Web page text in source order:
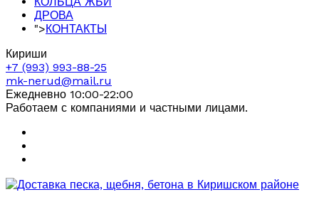
ДРОВА
">КОНТАКТЫ
Кириши
+7 (993) 993-88-25
mk-nerud@mail.ru
Ежедневно 10:00-22:00
Работаем с компаниями и частными лицами.